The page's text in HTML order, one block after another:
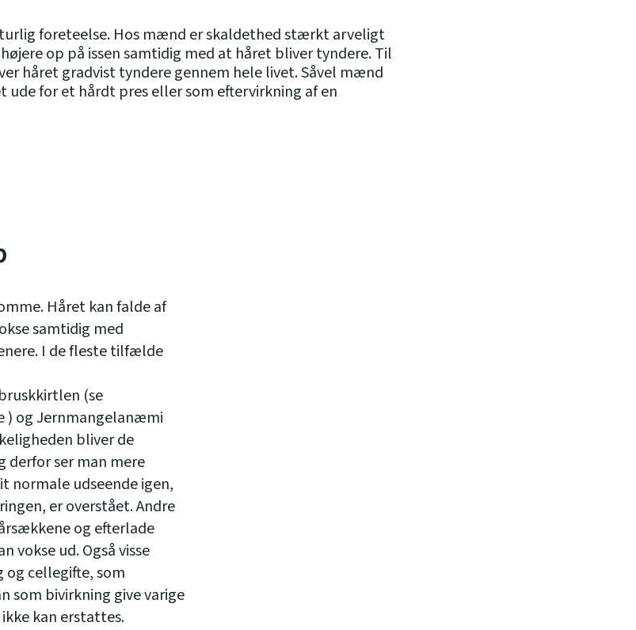
foreteelse. Hos mænd er skaldethed stærkt arveligt
op på issen samtidig med at håret bliver tyndere. Til
håret gradvist tyndere gennem hele livet. Såvel mænd
for et hårdt pres eller som eftervirkning af en
Håret kan falde af
samtidig med
I de fleste tilfælde
(se
og Jernmangelanæmi
bliver de
derfor ser man mere
normale udseende igen,
er overstået. Andre
og efterlade
vokse ud. Også visse
cellegifte, som
som bivirkning give varige
kan erstattes.